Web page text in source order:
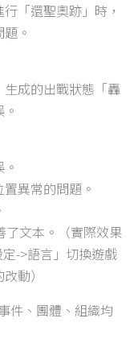
「還聖奧跡」時，
。
成的出戰狀態「轟
異常的問題。
了文本。（實際效果
->語言」切換遊戲
動）
件、團體、組織均